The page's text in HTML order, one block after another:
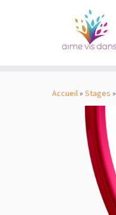
Accueil» Stages »